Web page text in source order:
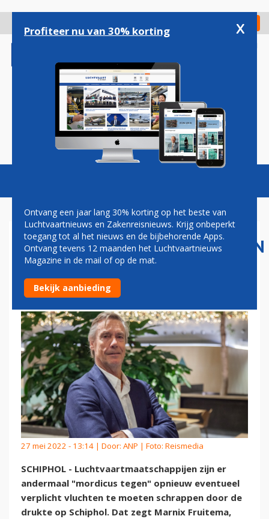
gaan
Check in
Magazine Podcasts Vacatures
LUCHTVAARTMAATSCHAPPIJEN
TEGEN VERPLICHT
SCHRAPPEN VLUCHTEN
27 mei 2022 - 13:14 | Door: ANP | Foto: Reismedia
SCHIPHOL - Luchtvaartmaatschappijen zijn er
andermaal "mordicus tegen" opnieuw eventueel
verplicht vluchten te moeten schrappen door de
drukte op Schiphol. Dat zegt Marnix Fruitema,
Profiteer nu van 30% korting x
Ontvang een jaar lang 30% korting op het beste van
Luchtvaartnieuws en Zakenreisnieuws. Krijg onbeperkt
toegang tot al het nieuws en de bijbehorende Apps.
Ontvang tevens 12 maanden het Luchtvaartnieuws
Magazine in de mail of op de mat.
Bekijk aanbieding